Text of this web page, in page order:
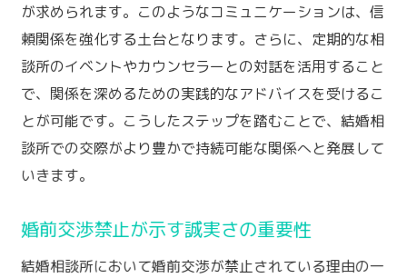
が求められます。このようなコミュニケーションは、信
頼関係を強化する土台となります。さらに、定期的な相
談所のイベントやカウンセラーとの対話を活用すること
で、関係を深めるための実践的なアドバイスを受けるこ
とが可能です。こうしたステップを踏むことで、結婚相
談所での交際がより豊かで持続可能な関係へと発展して
いきます。
婚前交渉禁止が示す誠実さの重要性
結婚相談所において婚前交渉が禁止されている理由の一